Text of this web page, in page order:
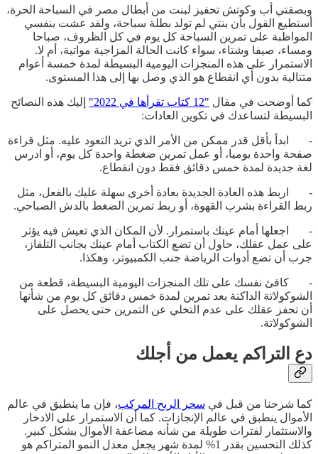
وبصفتي أب وكوتش تحفيز لبنت من أبطال مصر في السباحة الحرة،
أستطيع القول بأن بنتي لم تولد بطلة سباحة، ولقد عشت بنفسي
المواظبة على تمرين السباحة كل يوم في كل الظروف، صباحا
ومساء، صيفا وشتاء، سواء كانت الحالة المزاجية مواتية، أم لا.
الاستمرار على هذه المنجزات اليومية البسيطة لمدة خمسة أعوام
متتالية بدون أي انقطاع هو الذي وصل بها إلى هذا المستوى.
كما أوضحت في مقال "12 كتاب تقرأها في 2022"
إليك هذه النصائح
البسيطة لتساعدك في تكوين العادات:
- ابدأ بأقل قدر ممكن من الأمر الذي تريد التعود عليه. مثل قراءة
صفحة واحدة يوميا، أو عمل تمرين ضغطة واحدة كل يوم، أو ادرس
لغة جديدة لمدة خمس دقائق فقط دون انقطاع.
- اربط هذه العادة الجديدة بعادة أخرى سهلة عليك بالفعل، مثل
ربط القراءة بشرب القهوة، أو ربط تمرين الضغط بالدش الصباحي.
- اجعلها أمام عينك باستمرار. لأن المكان الذي تعيش فيه يؤثر
على عمل عقلك، حاول أن تضع الكتاب أمام عينك بجانب التلفاز،
جرب أن تضع أدوات الرياضة جنب الكمبيوتر، وهكذا.
- كافئ نفسك على تلك المنجزات اليومية البسيطة، قطعة من
الشوكولاتة الداكنة بعد تمرين لمدة خمس دقائق كل يوم من شأنها
أن تحفز عقلك على عدم التخلي عن التمرين حتى يحصل على
الشوكولاتة.
دع التراكم يعمل من أجلك
كما شرحنا من قبل في سحر الربح المركب، فإن ما ينطبق في عالم
الأموال ينطبق في عالم الإنجازات. كما أن الاستمرار على الادخار
والاستثمار لفترات طويلة من شأنه مضاعفة الأموال بشكل كبير.
كذلك التحسين بقدر 1% لمدة شهر يجعل معدل النمو المتراكم هو